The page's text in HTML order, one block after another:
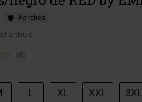
Parches
artículo
(8)
XL XXL 3XL